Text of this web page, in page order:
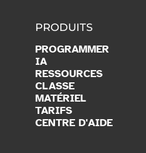
PRODUITS
PROGRAMMER
IA
RESSOURCES
CLASSE
MATÉRIEL
TARIFS
CENTRE D'AIDE